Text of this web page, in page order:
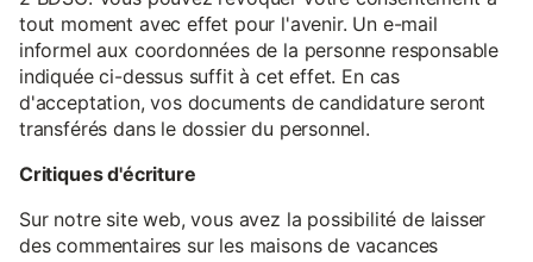
tout moment avec effet pour l'avenir. Un e-mail
informel aux coordonnées de la personne responsable
indiquée ci-dessus suffit à cet effet. En cas
d'acceptation, vos documents de candidature seront
transférés dans le dossier du personnel.
Critiques d'écriture
Sur notre site web, vous avez la possibilité de laisser
des commentaires sur les maisons de vacances